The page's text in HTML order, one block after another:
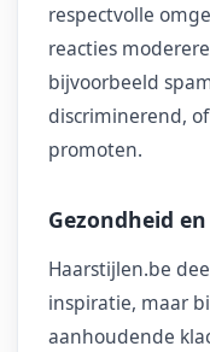
respectvolle
reacties
bijvoorbeeld
discriminerend,
promoten.
Gezondheid
Haarstijlen.be
inspiratie, maar
aanhoudende